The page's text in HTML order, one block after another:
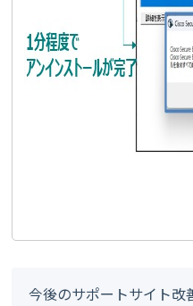
今後のサポートサイト改